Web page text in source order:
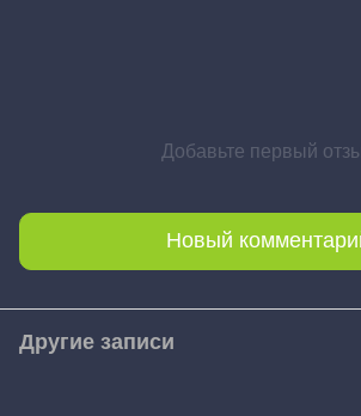
Добавьте первый
Новый
Другие записи